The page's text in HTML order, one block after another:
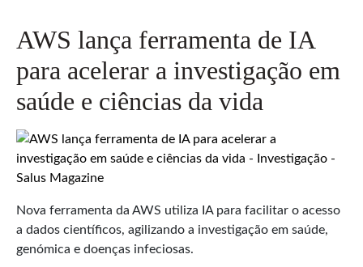
AWS lança ferramenta de IA
para acelerar a investigação em
saúde e ciências da vida
Nova ferramenta da AWS utiliza IA para facilitar o acesso
a dados científicos, agilizando a investigação em saúde,
genómica e doenças infeciosas.